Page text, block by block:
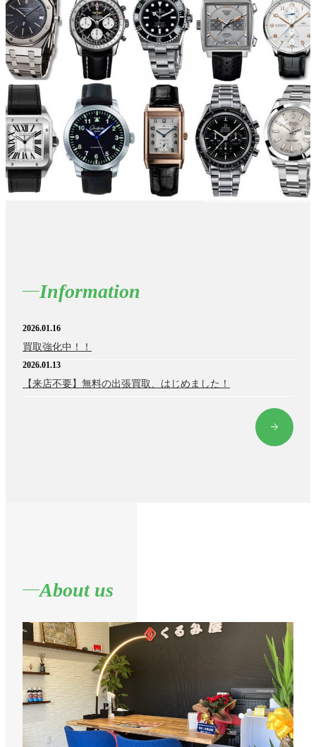
Information
2026.01.16
買取強化中！！
2026.01.13
【来店不要】無料の出張買取、はじめました！
About us